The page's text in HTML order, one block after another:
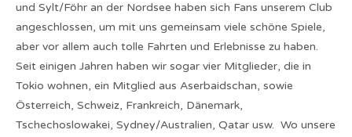
und Sylt/Föhr an der Nordsee haben sich Fans unserem Club
angeschlossen, um mit uns gemeinsam viele schöne Spiele,
aber vor allem auch tolle Fahrten und Erlebnisse zu haben.
Seit einigen Jahren haben wir sogar vier Mitglieder, die in
Tokio wohnen, ein Mitglied aus Aserbaidschan, sowie
Österreich, Schweiz, Frankreich, Dänemark,
Tschechoslowakei, Sydney/Australien, Qatar usw. Wo unsere